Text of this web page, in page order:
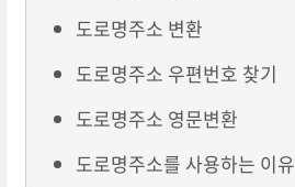
도로명주소 변환
도로명주소 우편번호 찾기
도로명주소 영문변환
도로명주소를 사용하는 이유